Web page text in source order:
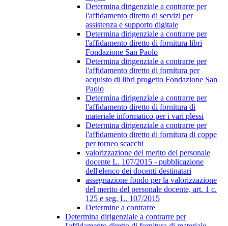
Determina dirigenziale a contrarre per
l'affidamento diretto di servizi per
assistenza e supporto digitale
Determina dirigenziale a contrarre per
l'affidamento diretto di fornitura libri
Fondazione San Paolo
Determina dirigenziale a contrarre per
l'affidamento diretto di fornitura per
acquisto di libri progetto Fondazione San
Paolo
Determina dirigenziale a contrarre per
l'affidamento diretto di fornitura di
materiale informatico per i vari plessi
Determina dirigenziale a contrarre per
l'affidamento diretto di fornitura di coppe
per torneo scacchi
valorizzazione del merito del personale
docente L. 107/2015 - pubblicazione
dell'elenco dei docenti destinatari
assegnazione fondo per la valorizzazione
del merito del personale docente, art. 1 c.
125 e seg. L. 107/2015
Determine a contrarre
Determina dirigenziale a contrarre per